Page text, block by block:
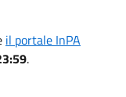
il portale InPA
.